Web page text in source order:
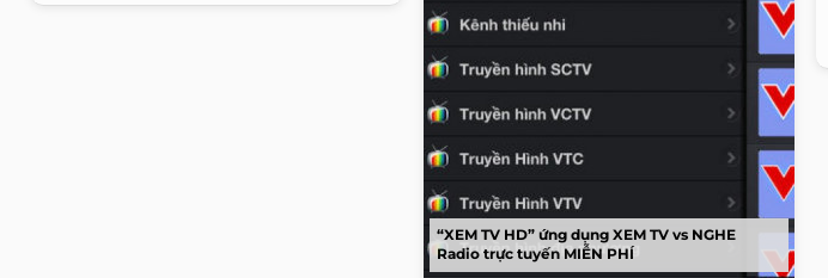
“XEM TV HD” ứng dụng XEM TV vs NGHE
Radio trực tuyến MIỄN PHÍ